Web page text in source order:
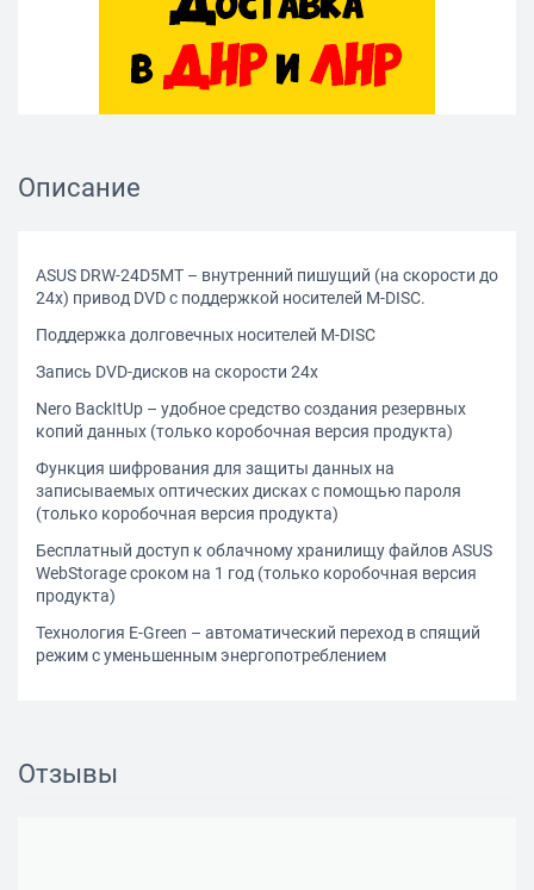
Описание
ASUS DRW-24D5MT – внутренний пишущий (на скорости до
24x) привод DVD с поддержкой носителей M-DISC.
Поддержка долговечных носителей M-DISC
Запись DVD-дисков на скорости 24x
Nero BackItUp – удобное средство создания резервных
копий данных (только коробочная версия продукта)
Функция шифрования для защиты данных на
записываемых оптических дисках с помощью пароля
(только коробочная версия продукта)
Бесплатный доступ к облачному хранилищу файлов ASUS
WebStorage сроком на 1 год (только коробочная версия
продукта)
Технология E-Green – автоматический переход в спящий
режим с уменьшенным энергопотреблением
Отзывы